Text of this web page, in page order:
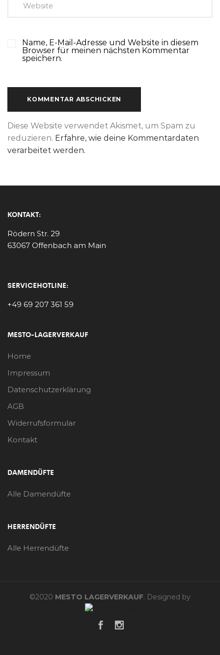
Name, E-Mail-Adresse und Website in diesem
Browser für meinen nächsten Kommentar
speichern.
Diese Website verwendet Akismet, um Spam zu
reduzieren. Erfahre, wie deine Kommentardaten
verarbeitet werden.
KONTAKT:
Rödern Str. 29
63067 Offenbach am Main
SERVICEHOTLINE:
+49 69 207 361 59
MESTO-LAGERVERKAUF
Home
Impressum
Datenschutzerklärung
AGB
Widerrufsformular
Kontakt
DAMENDÜFTE
Alle Damendüfte
HERRENDÜFTE
Alle Herrendüfte
©2020 MESTO LAGERVERKAUF. Designed by